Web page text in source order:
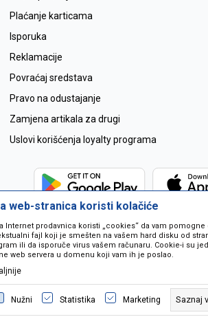
Plaćanje karticama
Isporuka
Reklamacije
Povraćaj sredstava
Pravo na odustajanje
Zamjena artikala za drugi
Uslovi korišćenja loyalty programa
što precizniji u opisu proizvoda, prikazu slika i
su dio naše ponude i ne podrazumjeva se da
pozivom na
©2026www.mil-pop.com,
web-stranica koristi kolačiće
Internet prodavnica koristi „cookies“ da vam
fajl koji je smešten na vašem hard disku od
ili da isporuče virus vašem računaru. Cookie-i su
web servera u domenu koji vam ih je poslao.
Nužni Statistika Marketing Saznaj